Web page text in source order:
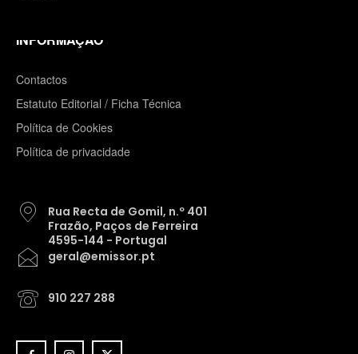
INFORMAÇÃO
Contactos
Estatuto Editorial / Ficha Técnica
Política de Cookies
Política de privacidade
Rua Recta de Gomil, n.º 401
Frazão, Paços de Ferreira
4595-144 - Portugal
geral@emissor.pt
910 227 288